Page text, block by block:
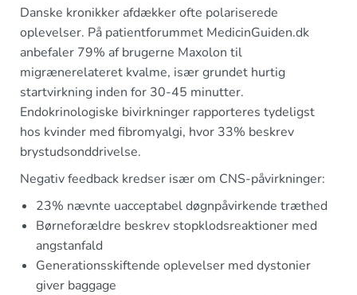
Danske kronikker afdækker ofte polariserede
oplevelser. På patientforummet MedicinGuiden.dk
anbefaler 79% af brugerne Maxolon til
migrænerelateret kvalme, især grundet hurtig
startvirkning inden for 30-45 minutter.
Endokrinologiske bivirkninger rapporteres tydeligst
hos kvinder med fibromyalgi, hvor 33% beskrev
brystudsonddrivelse.
Negativ feedback kredser især om CNS-påvirkninger:
23% nævnte uacceptabel døgnpåvirkende træthed
Børneforældre beskrev stopklodsreaktioner med
angstanfald
Generationsskiftende oplevelser med dystonier
giver baggage